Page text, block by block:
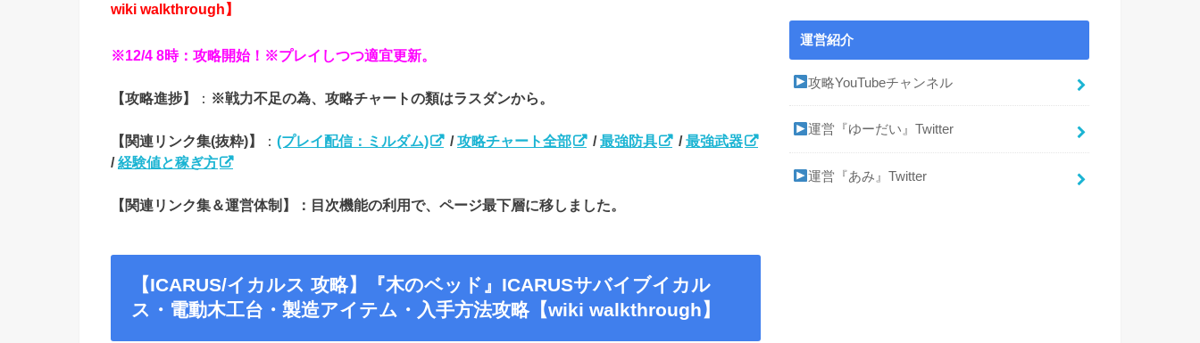
wiki walkthrough】
※12/4 8時：攻略開始！※プレイしつつ適宜更新。
【攻略進捗】 ： ※戦力不足の為、攻略チャートの類はラスダンから。
【関連リンク集(抜粋)】 ： (プレイ配信：ミルダム) /攻略チャート全部 /最強防具 /最強武器
/経験値と稼ぎ方
【関連リンク集＆運営体制】：目次機能の利用で、ページ最下層に移しました。
【ICARUS/イカルス 攻略】『木のベッド』ICARUSサバイブイカル
ス・電動木工台・製造アイテム・入手方法攻略【wiki walkthrough】
運営紹介
攻略YouTubeチャンネル
運営『ゆーだい』Twitter
運営『あみ』Twitter